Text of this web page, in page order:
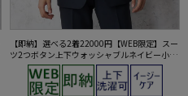
【即納】選べる2着22000円【WEB限定】スー
ツ2つボタン上下ウォッシャブルネイビー小柄
3シーズン対応